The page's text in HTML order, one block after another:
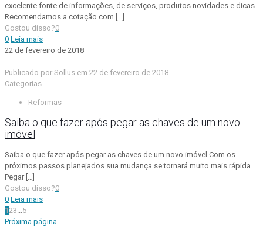
excelente fonte de informações, de serviços, produtos novidades e dicas.
Recomendamos a cotação com
Gostou disso?0
0 Leia mais
22 de fevereiro de 2018
Publicado por Sollus em 22 de fevereiro de 2018
Categorias
Reformas
Saiba o que fazer após pegar as chaves de um novo
imóvel
Saiba o que fazer após pegar as chaves de um novo imóvel Com os
próximos passos planejados sua mudança se tornará muito mais rápida
Pegar[…]
Gostou disso?0
0 Leia mais
123
5
Próxima página